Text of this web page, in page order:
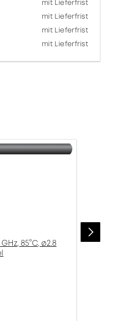
mit Lieferfrist
mit Lieferfrist
mit Lieferfrist
mit Lieferfrist
85°C, ø2.8